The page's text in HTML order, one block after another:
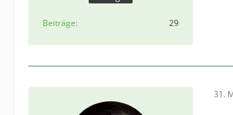
Beiträge 29
31.